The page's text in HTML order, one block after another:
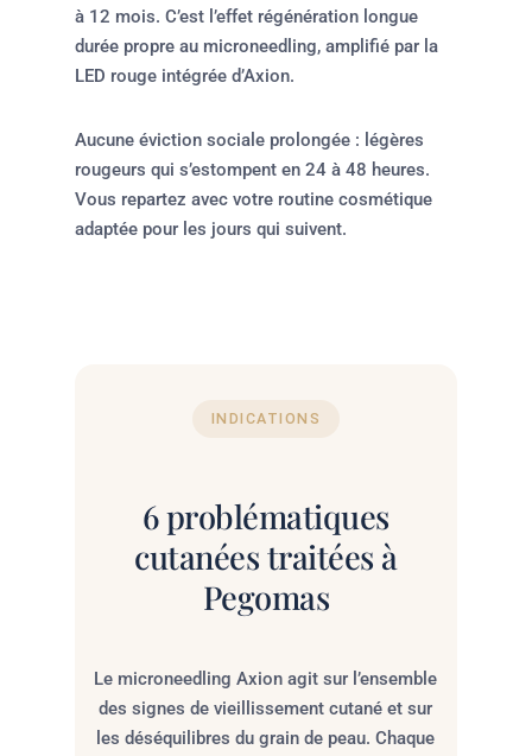
à 12 mois. C’est l’effet régénération longue
durée propre au microneedling, amplifié par la
LED rouge intégrée d’Axion.
Aucune éviction sociale prolongée : légères
rougeurs qui s’estompent en 24 à 48 heures.
Vous repartez avec votre routine cosmétique
adaptée pour les jours qui suivent.
INDICATIONS
6 problématiques
cutanées traitées à
Pegomas
Le microneedling Axion agit sur l’ensemble
des signes de vieillissement cutané et sur
les déséquilibres du grain de peau. Chaque